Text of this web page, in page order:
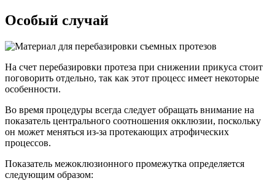
Особый случай
На счет перебазировки протеза при снижении прикуса стоит
поговорить отдельно, так как этот процесс имеет некоторые
особенности.
Во время процедуры всегда следует обращать внимание на
показатель центрального соотношения окклюзии, поскольку
он может меняться из-за протекающих атрофических
процессов.
Показатель межоклюзионного промежутка определяется
следующим образом: